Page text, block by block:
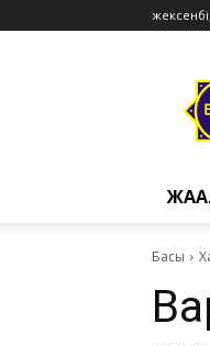
Басы